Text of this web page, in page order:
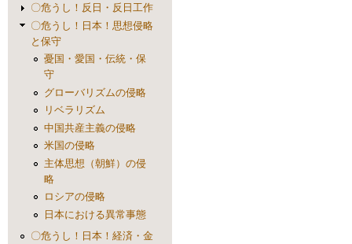
〇危うし！反日・反日工作
〇危うし！日本！思想侵略
と保守
憂国・愛国・伝統・保
守
グローバリズムの侵略
リベラリズム
中国共産主義の侵略
米国の侵略
主体思想（朝鮮）の侵
略
ロシアの侵略
日本における異常事態
〇危うし！日本！経済・金